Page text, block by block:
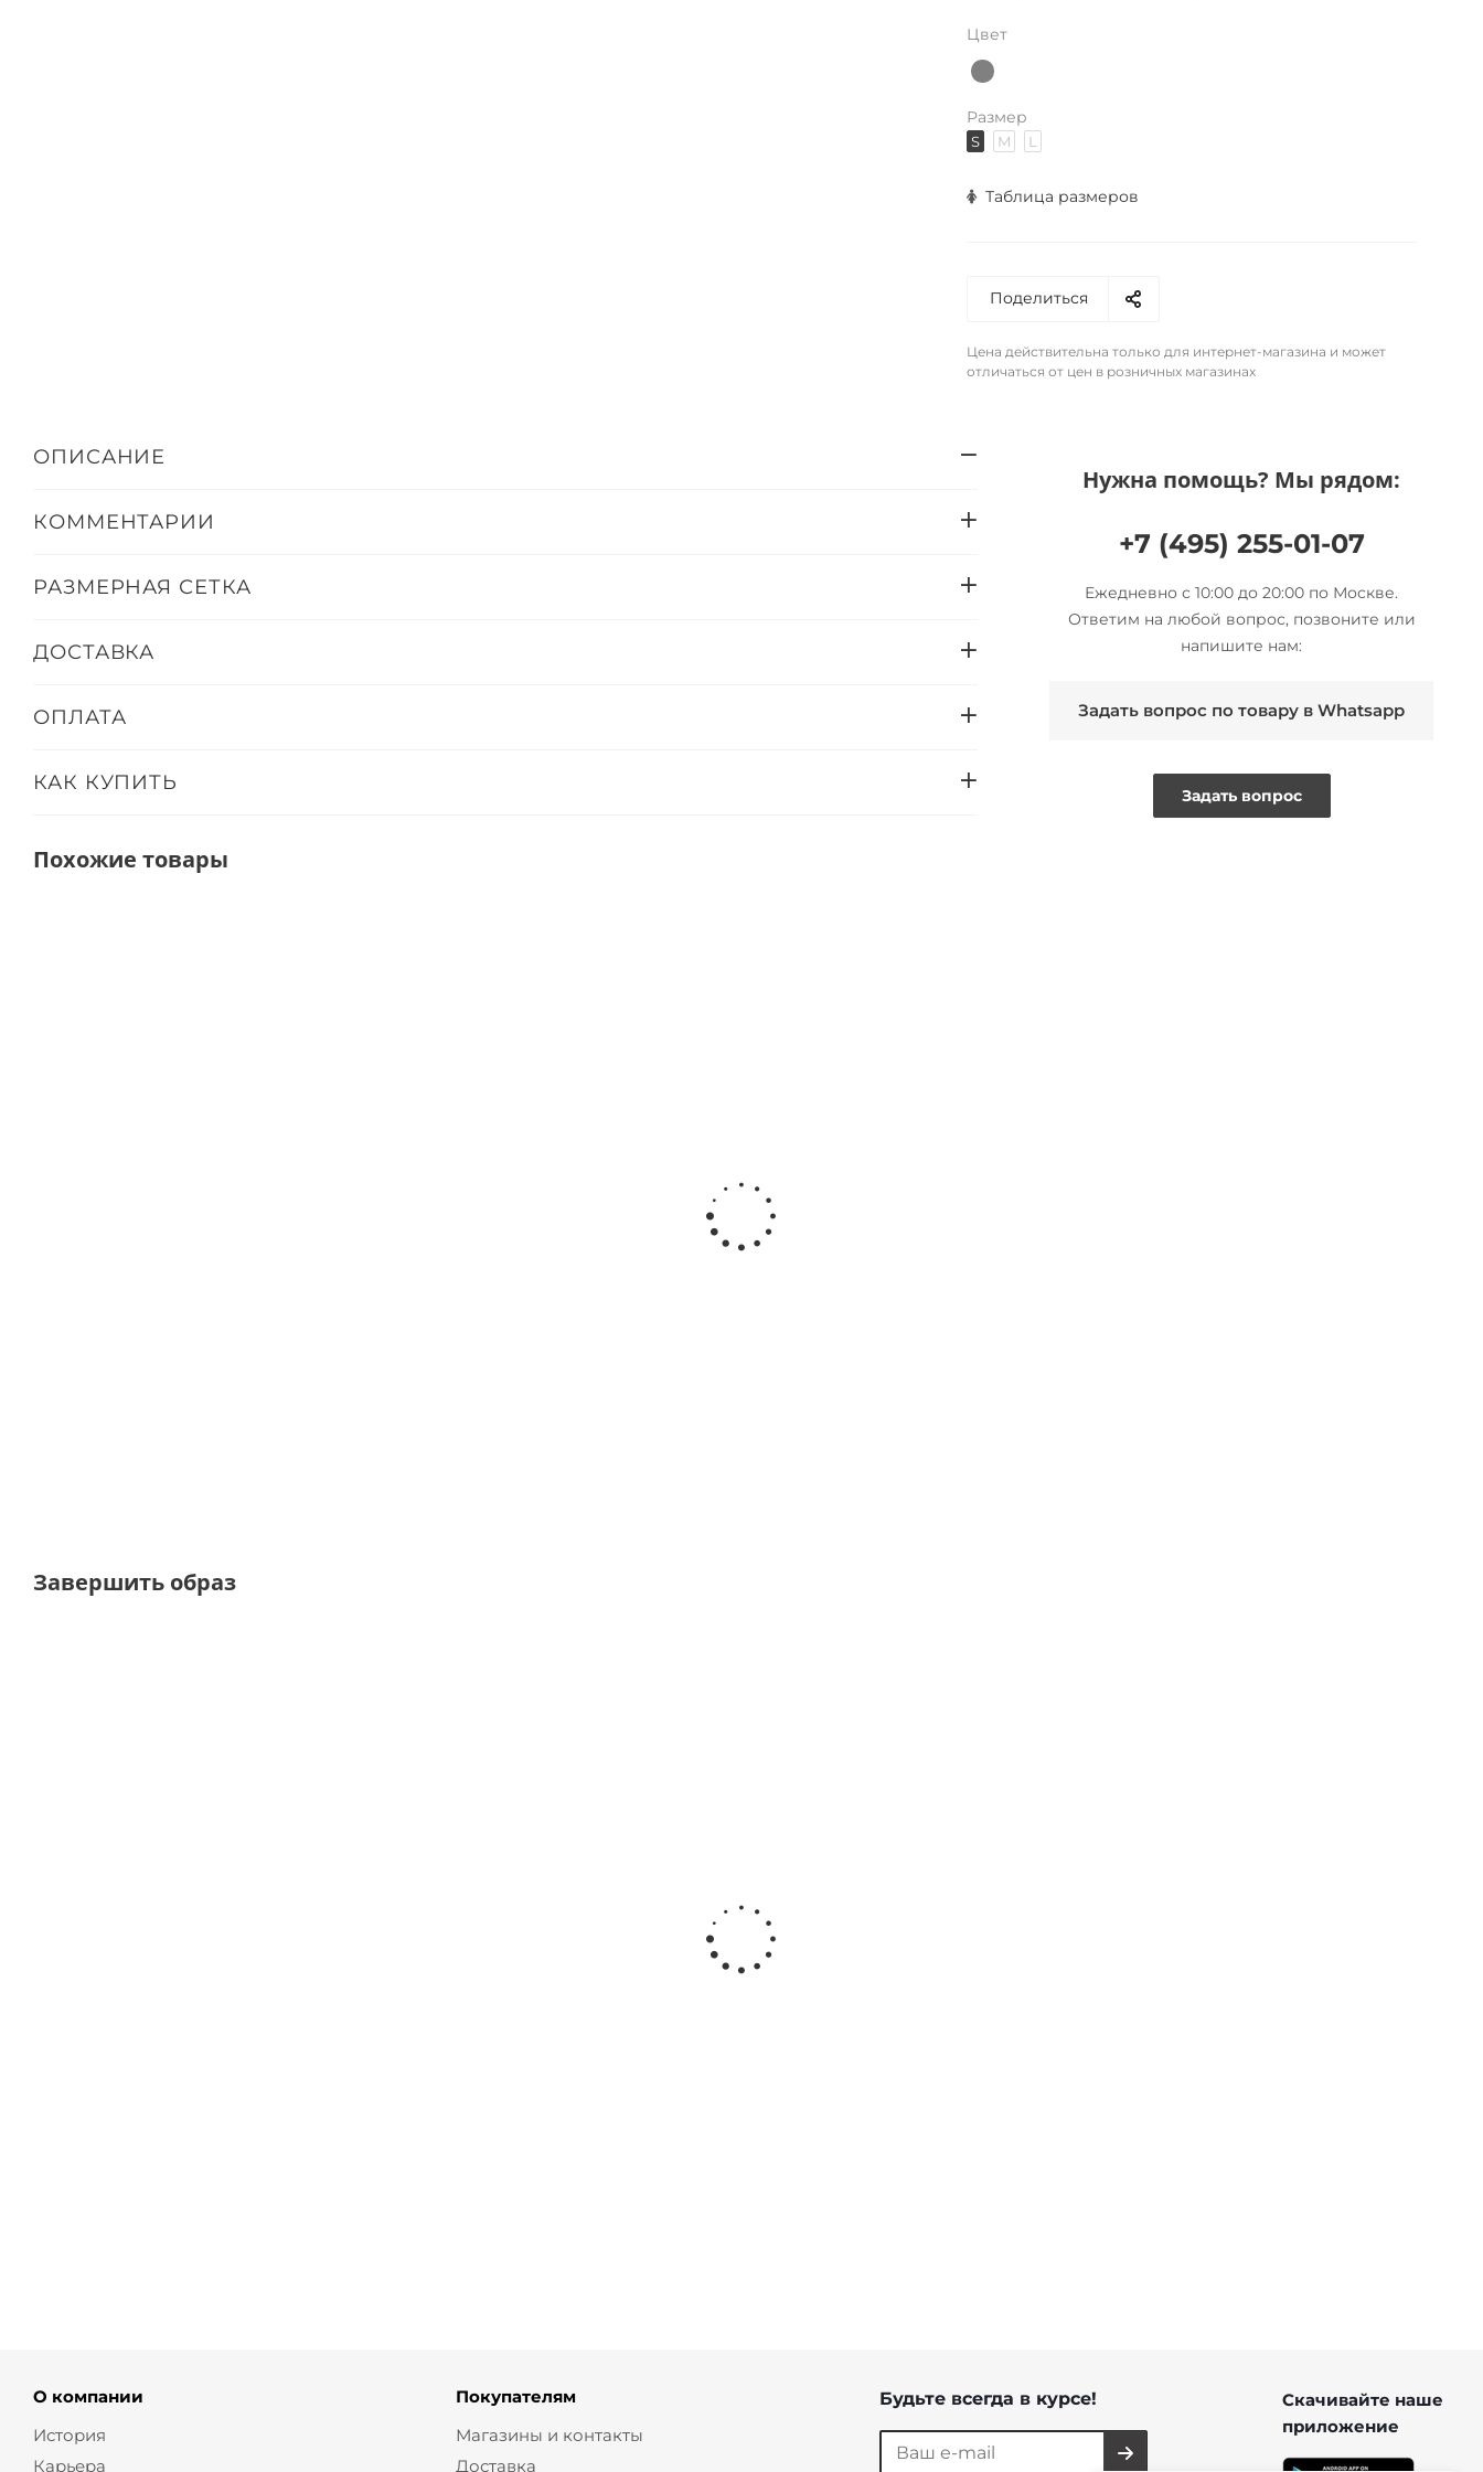
Цвет
Размер
S M L
Таблица размеров
Поделиться
Цена действительна только для интернет-магазина и может
отличаться от цен в розничных магазинах
ОПИСАНИЕ
КОММЕНТАРИИ
РАЗМЕРНАЯ СЕТКА
ДОСТАВКА
ОПЛАТА
КАК КУПИТЬ
Нужна помощь? Мы рядом:
+7 (495) 255-01-07
Ежедневно с 10:00 до 20:00 по Москве.
Ответим на любой вопрос, позвоните или
напишите нам:
Задать вопрос по товару в Whatsapp
Задать вопрос
Похожие товары
Завершить образ
О компании
История
Карьера
Покупателям
Магазины и контакты
Доставка
Будьте всегда в курсе!
Скачивайте наше
приложение